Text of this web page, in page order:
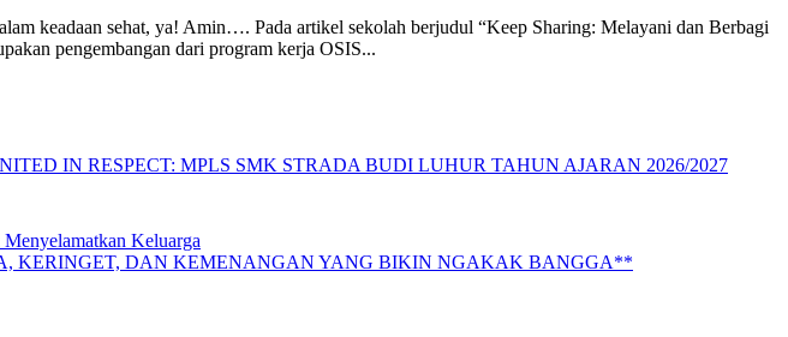
keadaan sehat, ya! Amin…. Pada artikel sekolah berjudul “Keep Sharing: Melayani dan Berbagi
pengembangan dari program kerja OSIS...
IN RESPECT: MPLS SMK STRADA BUDI LUHUR TAHUN AJARAN 2026/2027
Keluarga
KERINGET, DAN KEMENANGAN YANG BIKIN NGAKAK BANGGA**